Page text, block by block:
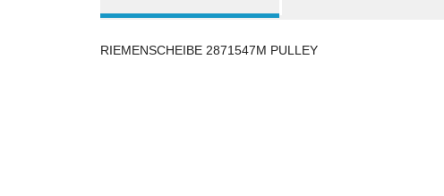
RIEMENSCHEIBE 2871547M PULLEY